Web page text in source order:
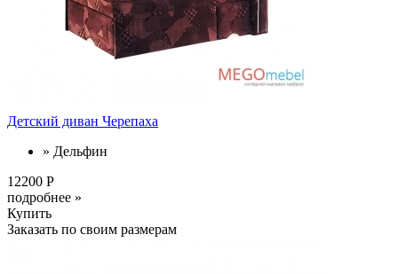
Детский диван Черепаха
» Дельфин
12200 Р
подробнее »
Купить
Заказать по своим размерам